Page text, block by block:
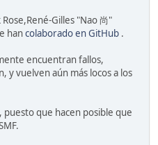
Gilles "Nao 尚"
hancolaborado en GitHub .
encuentran fallos,
vuelven aún más locos a los
que hacen posible que